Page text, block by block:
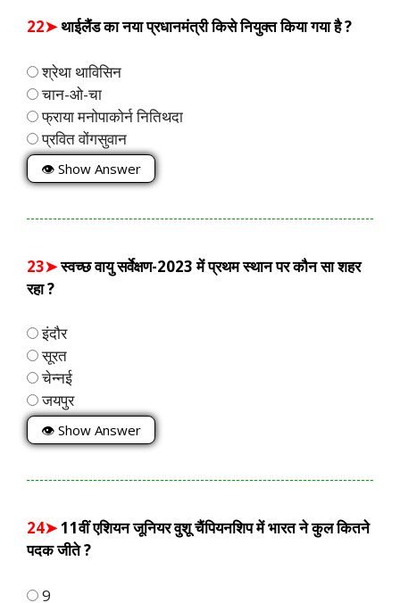
22➤थाईलैंड का नया प्रधानमंत्री किसे नियुक्त किया गया है ?
श्रेथा थाविसिन
चान-ओ-चा
फ्राया मनोपाकोर्न नितिथदा
प्रवित वोंगसुवान
👁 Show Answer
23➤स्वच्छ वायु सर्वेक्षण-2023 में प्रथम स्थान पर कौन सा शहर
रहा ?
इंदौर
सूरत
चेन्नई
जयपुर
👁 Show Answer
24➤11वीं एशियन जूनियर वुशू चैंपियनशिप में भारत ने कुल कितने
पदक जीते ?
9